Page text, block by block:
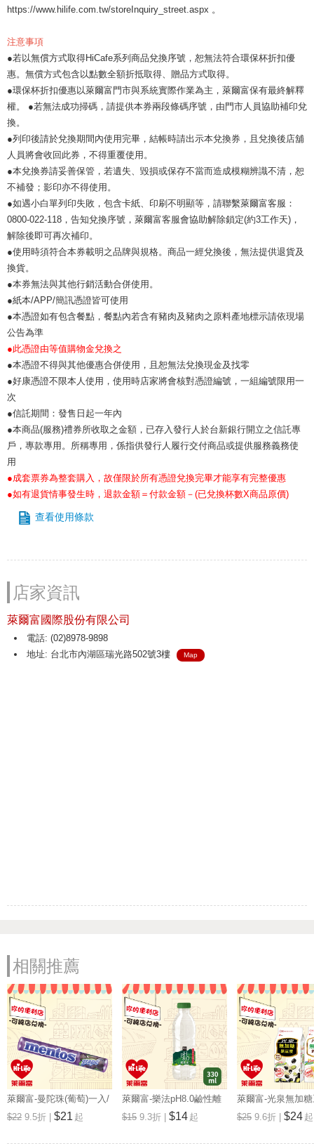
https://www.hilife.com.tw/storeInquiry_street.aspx 。
注意事項
●若以無償方式取得HiCafe系列商品兌換序號，恕無法符合環保杯折扣優
惠。無償方式包含以點數全額折抵取得、贈品方式取得。
●環保杯折扣優惠以萊爾富門市與系統實際作業為主，萊爾富保有最終解釋
權。 ●若無法成功掃碼，請提供本券兩段條碼序號，由門市人員協助補印兌
換。
●列印後請於兌換期間內使用完畢，結帳時請出示本兌換券，且兌換後店舖
人員將會收回此券，不得重覆使用。
●本兌換券請妥善保管，若遺失、毀損或保存不當而造成模糊辨識不清，恕
不補發；影印亦不得使用。
●如遇小白單列印失敗，包含卡紙、印刷不明顯等，請聯繫萊爾富客服：
0800-022-118，告知兌換序號，萊爾富客服會協助解除鎖定(約3工作天)，
解除後即可再次補印。
●使用時須符合本券載明之品牌與規格。商品一經兌換後，無法提供退貨及
換貨。
●本券無法與其他行銷活動合併使用。
●紙本/APP/簡訊憑證皆可使用
●本憑證如有包含餐點，餐點內若含有豬肉及豬肉之原料產地標示請依現場
公告為準
●此憑證由等值購物金兌換之
●本憑證不得與其他優惠合併使用，且恕無法兌換現金及找零
●好康憑證不限本人使用，使用時店家將會核對憑證編號，一組編號限用一
次
●信託期間：發售日起一年內
●本商品(服務)禮券所收取之金額，已存入發行人於台新銀行開立之信託專
戶，專款專用。所稱專用，係指供發行人履行交付商品或提供服務義務使
用
●成套票券為整套購入，故僅限於所有憑證兌換完畢才能享有完整優惠
●如有退貨情事發生時，退款金額＝付款金額－(已兌換杯數X商品原價)
查看使用條款
店家資訊
萊爾富國際股份有限公司
電話: (02)8978-9898
地址: 台北市內湖區瑞光路502號3樓
Map
相關推薦
萊爾富-曼陀珠(葡萄)一入/
五入
$22 9.5折 | $21 起
萊爾富-樂法pH8.0鹼性離
子水(330ml)一入/五入
$15 9.3折 | $14 起
萊爾富-光泉無加
列任選(鮮豆漿/黑
入/五入
$25 9.6折 | $24 起